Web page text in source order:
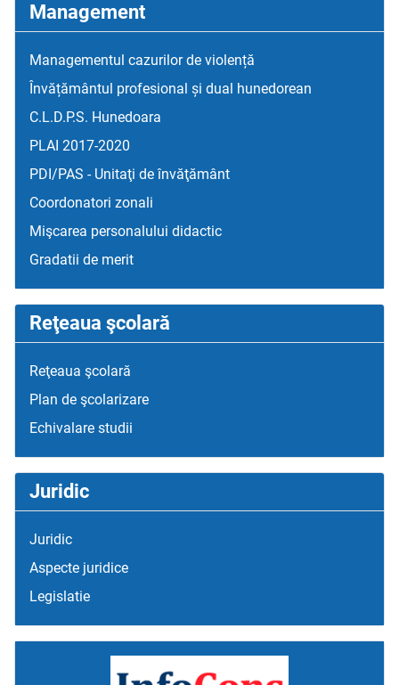
Management
Managementul cazurilor de violență
Învățământul profesional și dual hunedorean
C.L.D.P.S. Hunedoara
PLAI 2017-2020
PDI/PAS - Unitaţi de învăţământ
Coordonatori zonali
Mişcarea personalului didactic
Gradatii de merit
Reţeaua şcolară
Reţeaua şcolară
Plan de şcolarizare
Echivalare studii
Juridic
Juridic
Aspecte juridice
Legislatie